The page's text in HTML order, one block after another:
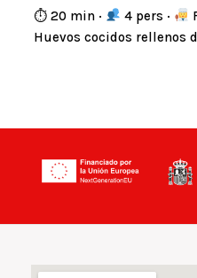
⏱ 20 min · 4 pers ·
Huevos cocidos rellenos